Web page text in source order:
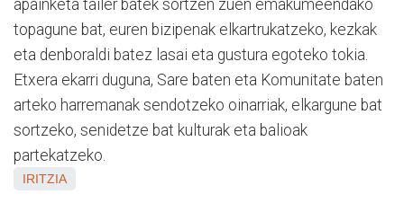
apainketa tailer batek sortzen zuen emakumeendako
topagune bat, euren bizipenak elkartrukatzeko, kezkak
eta denboraldi batez lasai eta gustura egoteko tokia.
Etxera ekarri duguna, Sare baten eta Komunitate baten
arteko harremanak sendotzeko oinarriak, elkargune bat
sortzeko, senidetze bat kulturak eta balioak
partekatzeko.
IRITZIA